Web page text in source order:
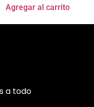
Agregar al carrito
a todo